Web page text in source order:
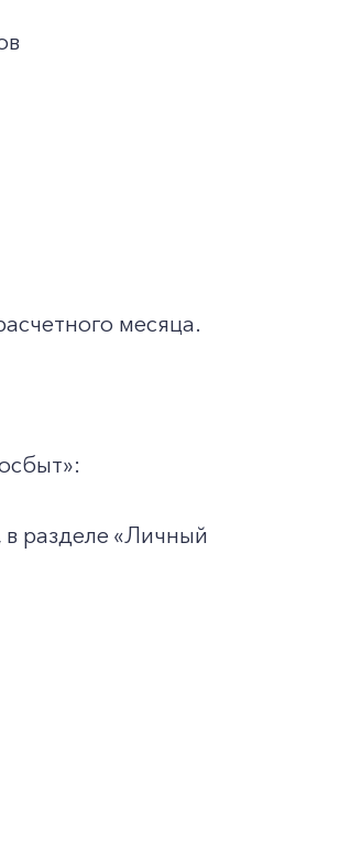
месяца.
в разделе «Личный